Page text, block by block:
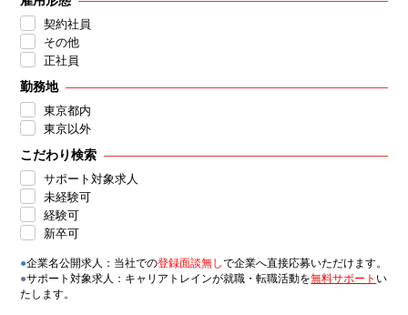
契約社員
その他
正社員
勤務地
東京都内
東京以外
こだわり検索
サポート対象求人
未経験可
経験可
新卒可
●企業名公開求人：当社での登録面談無しで企業へ直接応募いただけます。
●サポート対象求人：キャリアトレインが就職・転職活動を無料サポート い
たします。